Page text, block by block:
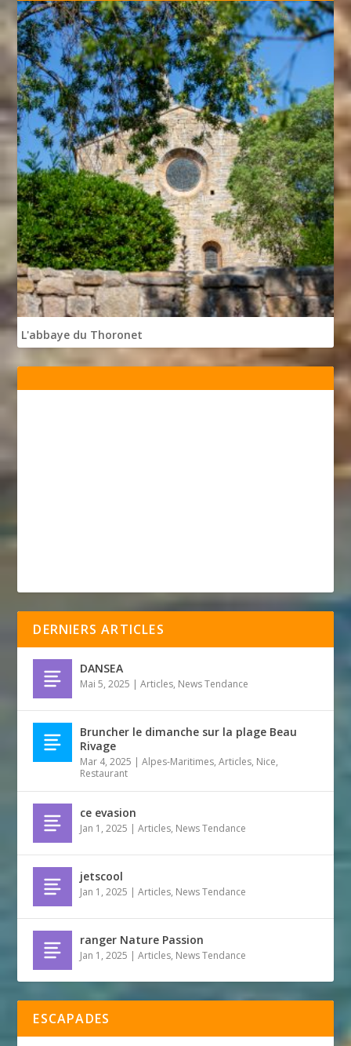
L'abbaye du Thoronet
DERNIERS ARTICLES
DANSEA
Mai 5, 2025 |Articles, News Tendance
Bruncher le dimanche sur la plage Beau
Rivage
Mar 4, 2025 |Alpes-Maritimes,Articles, Nice,
Restaurant
ce evasion
Jan 1, 2025 |Articles, News Tendance
jetscool
Jan 1, 2025 |Articles, News Tendance
ranger Nature Passion
Jan 1, 2025 |Articles, News Tendance
ESCAPADES